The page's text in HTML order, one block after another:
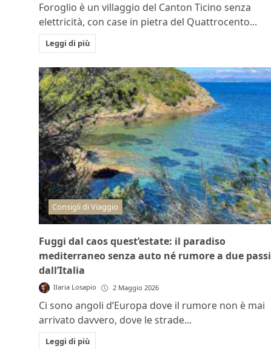
Foroglio è un villaggio del Canton Ticino senza
elettricità, con case in pietra del Quattrocento...
Leggi di più
Consigli di Viaggio
Fuggi dal caos quest’estate: il paradiso
mediterraneo senza auto né rumore a due passi
dall’Italia
Ilaria Losapio 2 Maggio 2026
Ci sono angoli d’Europa dove il rumore non è mai
arrivato davvero, dove le strade...
Leggi di più